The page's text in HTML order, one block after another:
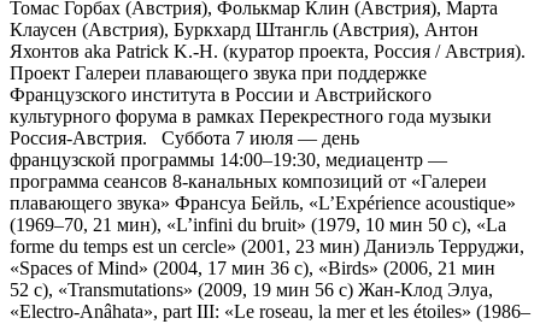
Томас Горбах (Австрия), Фолькмар Клин (Австрия), Марта
Клаусен (Австрия), Буркхард Штангль (Австрия), Антон
Яхонтов aka Patrick K.-H. (куратор проекта, Россия / Австрия).
Проект Галереи плавающего звука при поддержке
Французского института в России и Австрийского
культурного форума в рамках Перекрестного года музыки
Россия-Австрия. Суббота 7 июля — день
французской программы 14:00–19:30, медиацентр —
программа сеансов 8-канальных композиций от «Галереи
плавающего звука» Франсуа Бейль, «L’Expérience acoustique»
(1969–70, 21 мин), «L’infini du bruit» (1979, 10 мин 50 с), «La
forme du temps est un cercle» (2001, 23 мин) Даниэль Терруджи,
«Spaces of Mind» (2004, 17 мин 36 с), «Birds» (2006, 21 мин
52 с), «Transmutations» (2009, 19 мин 56 с) Жан-Клод Элуа,
«Electro-Anâhata», part III: «Le roseau, la mer et les étoiles» (1986–